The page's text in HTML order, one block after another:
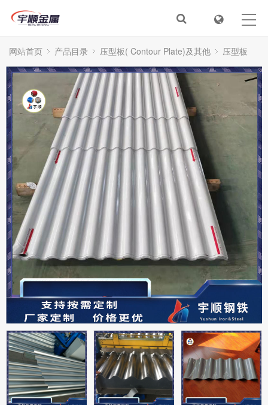
关于我们
新闻动态
产品目录
服务&解决方案
在线视频
人才招聘
联系我们
网站首页 产品目录 压型板( Contour Plate)及其他 压型板